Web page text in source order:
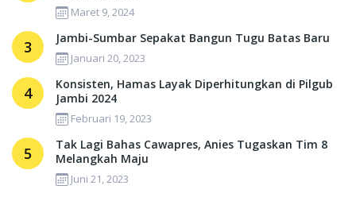
Maret 9, 2024
3 Jambi-Sumbar Sepakat Bangun Tugu Batas Baru
Januari 20, 2023
4
Konsisten, Hamas Layak Diperhitungkan di Pilgub
Jambi 2024
Februari 19, 2023
5
Tak Lagi Bahas Cawapres, Anies Tugaskan Tim 8
Melangkah Maju
Juni 21, 2023